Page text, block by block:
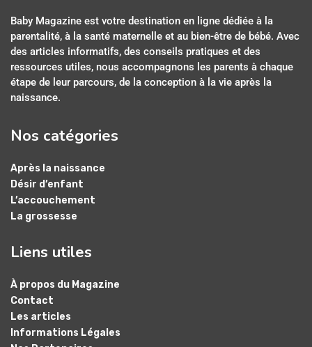
Baby Magazine est votre destination en ligne dédiée à la
parentalité, à la santé maternelle et au bien-être de bébé. Avec
des articles informatifs, des conseils pratiques et des
ressources utiles, nous accompagnons les parents à chaque
étape de leur parcours, de la conception à la vie après la
naissance.
Nos catégories
Après la naissance
Désir d’enfant
L’accouchement
La grossesse
Liens utiles
À propos du Magazine
Contact
Les articles
Informations Légales